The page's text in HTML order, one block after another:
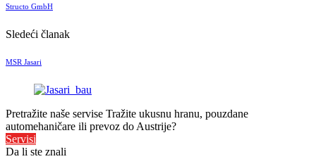
Structo GmbH
Sledeći članak
MSR Jasari
Pretražite naše servise Tražite ukusnu hranu, pouzdane
automehaničare ili prevoz do Austrije?
Servisi
Da li ste znali